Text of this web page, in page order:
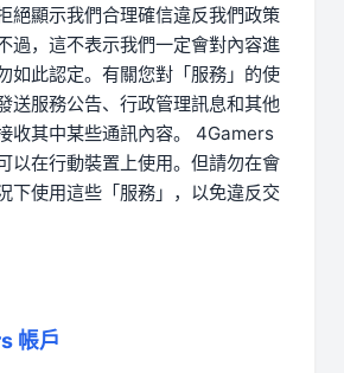
絕顯示我們合理確信違反我們政策
過，這不表示我們一定會對內容進
如此認定。有關您對「服務」的使
送服務公告、行政管理訊息和其他
收其中某些通訊內容。 4Gamers
以在行動裝置上使用。但請勿在會
下使用這些「服務」，以免違反交
帳戶